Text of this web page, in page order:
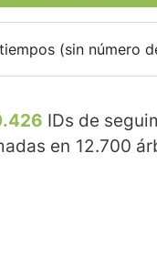
(sin número
IDs de
en 12.700